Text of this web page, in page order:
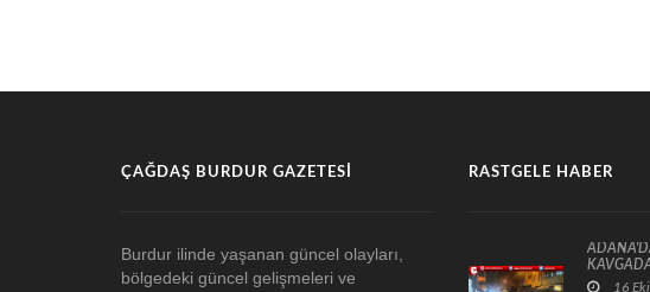
ÇAĞDAŞ BURDUR GAZETESI
Burdur ilinde yaşanan güncel olayları,
bölgedeki güncel gelişmeleri ve
RASTGELE HABER
16